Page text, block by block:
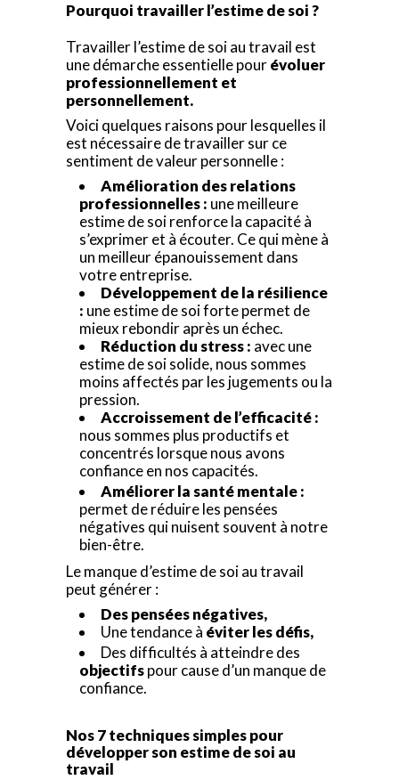
Pourquoi travailler l’estime de soi ?
Travailler l’estime de soi au travail est
une démarche essentielle pourévoluer
professionnellement et
personnellement.
Voici quelques raisons pour lesquelles il
est nécessaire de travailler sur ce
sentiment de valeur personnelle :
Amélioration des relations
professionnelles : une meilleure
estime de soi renforce la capacité à
s’exprimer et à écouter. Ce qui mène à
un meilleur épanouissement dans
votre entreprise.
Développement de la résilience
: une estime de soi forte permet de
mieux rebondir après un échec.
Réduction du stress : avec une
estime de soi solide, nous sommes
moins affectés par les jugements ou la
pression.
Accroissement de l’efficacité :
nous sommes plus productifs et
concentrés lorsque nous avons
confiance en nos capacités.
Améliorer la santé mentale :
permet de réduire les pensées
négatives qui nuisent souvent à notre
bien-être.
Le manque d’estime de soi au travail
peut générer :
Des pensées négatives,
Une tendance à éviter les défis,
Des difficultés à atteindre des
objectifspour cause d’un manque de
confiance.
Nos 7 techniques simples pour
développer son estime de soi au
travail